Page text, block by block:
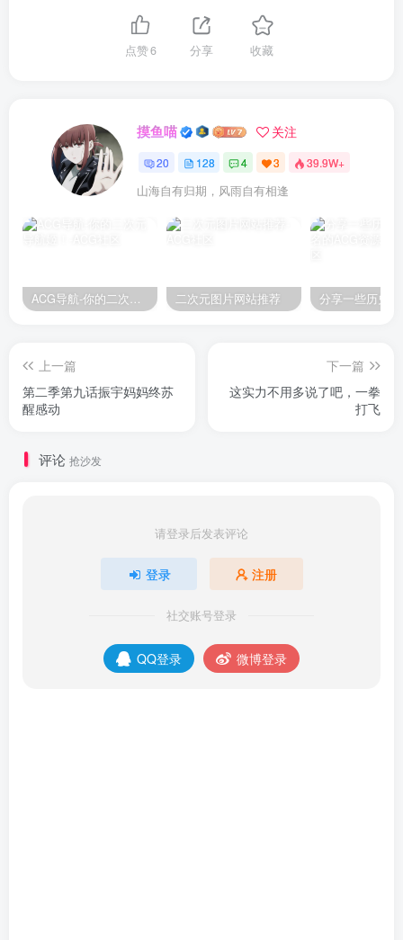
点赞6 分享 收藏
摸鱼喵 关注
20 128 4 3 39.9W+
山海自有归期，风雨自有相逢
ACG导航-你的二次元导航姬！ 二次元图片网站推荐
上一篇
第二季第九话振宇妈妈终苏
醒感动
下一篇
这实力不用多说了吧，一拳
打飞
评论 抢沙发
请登录后发表评论
登录 注册
社交账号登录
QQ登录 微博登录